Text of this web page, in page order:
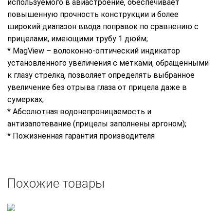
используемого в авиастроение, обеспечивает
повышенную прочность конструкции и более
широкий диапазон ввода поправок по сравнению с
прицелами, имеющими трубу 1 дюйм;
* MagView – волоконно-оптический индикатор
установленного увеличения с метками, обращенными
к глазу стрелка, позволяет определять выбранное
увеличение без отрыва глаза от прицела даже в
сумерках;
* Абсолютная водонепроницаемость и
антизапотевание (прицелы заполнены аргоном);
* Пожизненная гарантия производителя
Похожие товары